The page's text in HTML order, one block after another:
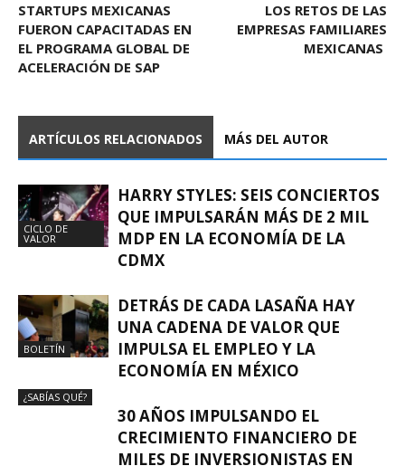
STARTUPS MEXICANAS
FUERON CAPACITADAS EN
EL PROGRAMA GLOBAL DE
ACELERACIÓN DE SAP
LOS RETOS DE LAS
EMPRESAS FAMILIARES
MEXICANAS
ARTÍCULOS RELACIONADOS MÁS DEL AUTOR
CICLO DE
VALOR
HARRY STYLES: SEIS CONCIERTOS
QUE IMPULSARÁN MÁS DE 2 MIL
MDP EN LA ECONOMÍA DE LA
CDMX
BOLETÍN
DETRÁS DE CADA LASAÑA HAY
UNA CADENA DE VALOR QUE
IMPULSA EL EMPLEO Y LA
ECONOMÍA EN MÉXICO
¿SABÍAS QUÉ?
30 AÑOS IMPULSANDO EL
CRECIMIENTO FINANCIERO DE
MILES DE INVERSIONISTAS EN